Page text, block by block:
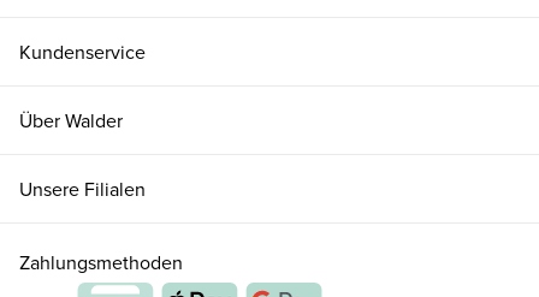
Kundenservice
Über Walder
Unsere Filialen
Zahlungsmethoden